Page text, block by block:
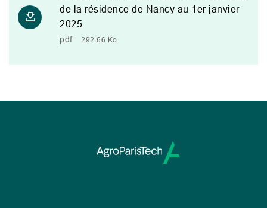
de la résidence de Nancy au 1er janvier
2025
pdf 292.66 Ko